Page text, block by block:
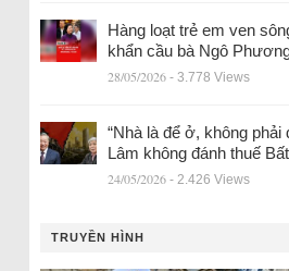
Hàng loạt trẻ em ven
khẩn cầu bà Ngô
28/05/2026 - 3.778 Views
“Nhà là để ở, không phải
Lâm không đánh thuế
24/05/2026 - 2.426 Views
TRUYỀN HÌNH